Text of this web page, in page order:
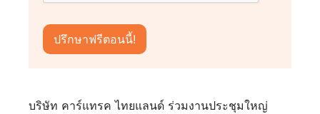
บริษัท คาร์แทรค ไทยแลนด์ ร่วมงานประชุมใหญ่